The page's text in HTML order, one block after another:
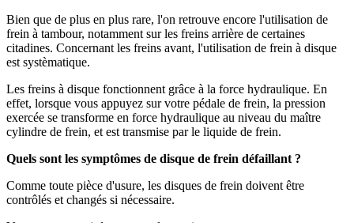
Bien que de plus en plus rare, l'on retrouve encore l'utilisation de
frein à tambour, notamment sur les freins arrière de certaines
citadines. Concernant les freins avant, l'utilisation de frein à disque
est systèmatique.
Les freins à disque fonctionnent grâce à la force hydraulique. En
effet, lorsque vous appuyez sur votre pédale de frein, la pression
exercée se transforme en force hydraulique au niveau du maître
cylindre de frein, et est transmise par le liquide de frein.
Quels sont les symptômes de disque de frein défaillant ?
Comme toute pièce d'usure, les disques de frein doivent être
contrôlés et changés si nécessaire.